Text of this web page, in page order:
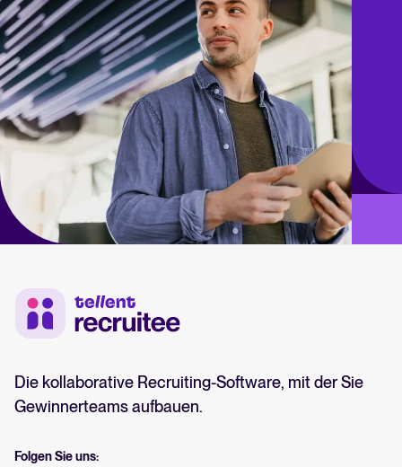
Die kollaborative Recruiting-Software, mit der Sie
Gewinnerteams aufbauen.
Folgen Sie uns: